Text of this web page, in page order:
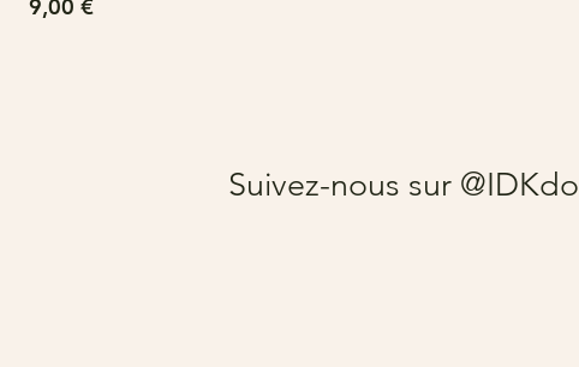
9,00 €
Suivez-nous sur @IDKdo